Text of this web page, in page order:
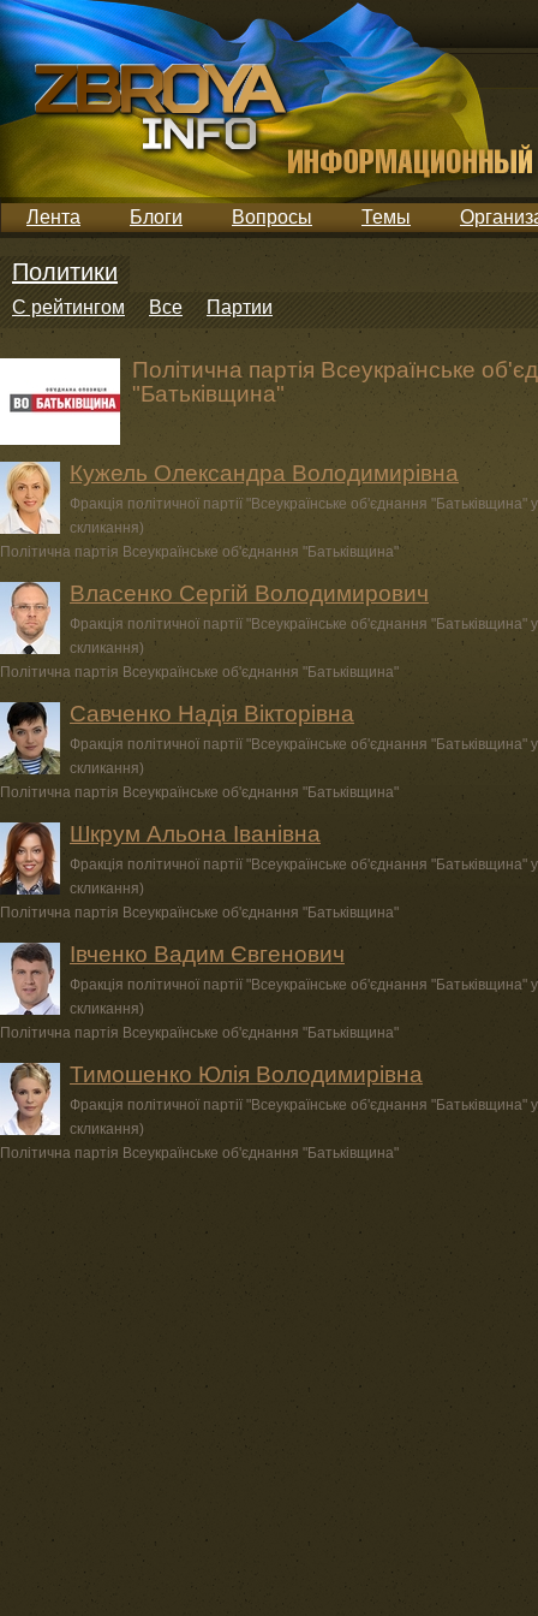
Лента Блоги Вопросы Темы
Политики
С рейтингом Все Партии
Політична партія Всеукраїнське
"Батьківщина"
Кужель Олександра Володимирівна
Фракція політичної партії "Всеукраїнське об'єднання "Батьківщина"
скликання)
Політична партія Всеукраїнське об'єднання "Батьківщина"
Власенко Сергій Володимирович
Фракція політичної партії "Всеукраїнське об'єднання "Батьківщина"
скликання)
Політична партія Всеукраїнське об'єднання "Батьківщина"
Савченко Надія Вікторівна
Фракція політичної партії "Всеукраїнське об'єднання "Батьківщина"
скликання)
Політична партія Всеукраїнське об'єднання "Батьківщина"
Шкрум Альона Іванівна
Фракція політичної партії "Всеукраїнське об'єднання "Батьківщина"
скликання)
Політична партія Всеукраїнське об'єднання "Батьківщина"
Івченко Вадим Євгенович
Фракція політичної партії "Всеукраїнське об'єднання "Батьківщина"
скликання)
Політична партія Всеукраїнське об'єднання "Батьківщина"
Тимошенко Юлія Володимирівна
Фракція політичної партії "Всеукраїнське об'єднання "Батьківщина"
скликання)
Політична партія Всеукраїнське об'єднання "Батьківщина"